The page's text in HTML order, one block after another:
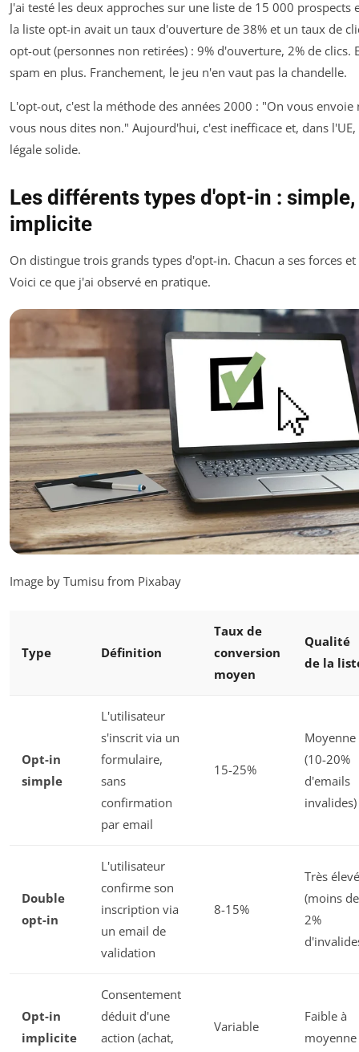
J'ai testé les deux approches sur une liste de 15 000 prospects
la liste opt-in avait un taux d'ouverture de 38% et un taux de
opt-out (personnes non retirées) : 9% d'ouverture, 2% de clics.
spam en plus. Franchement, le jeu n'en vaut pas la chandelle.
L'opt-out, c'est la méthode des années 2000 : "On vous envoie
vous nous dites non." Aujourd'hui, c'est inefficace et, dans l'UE,
légale solide.
Les différents types d'opt-in :
implicite
On distingue trois grands types d'opt-in. Chacun a ses forces et
Voici ce que j'ai observé en pratique.
Image by Tumisu from Pixabay
Type Définition
Taux de
conversion
moyen
Qualité
de la
Opt-in
simple
L'utilisateur
s'inscrit via un
formulaire,
sans
confirmation
par email
15-25%
Moyenne
(10-20%
d'emails
invalides)
Double
opt-in
L'utilisateur
confirme son
inscription via
un email de
validation
8-15%
Très
(moins de
2%
Opt-in
implicite
Consentement
déduit d'une
action (achat,
Variable
Faible à
moyenne